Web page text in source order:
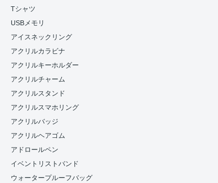
Tシャツ
USBメモリ
アイスネックリング
アクリルカラビナ
アクリルキーホルダー
アクリルチャーム
アクリルスタンド
アクリルスマホリング
アクリルバッジ
アクリルヘアゴム
アドロールペン
イベントリストバンド
ウォータープルーフバッグ